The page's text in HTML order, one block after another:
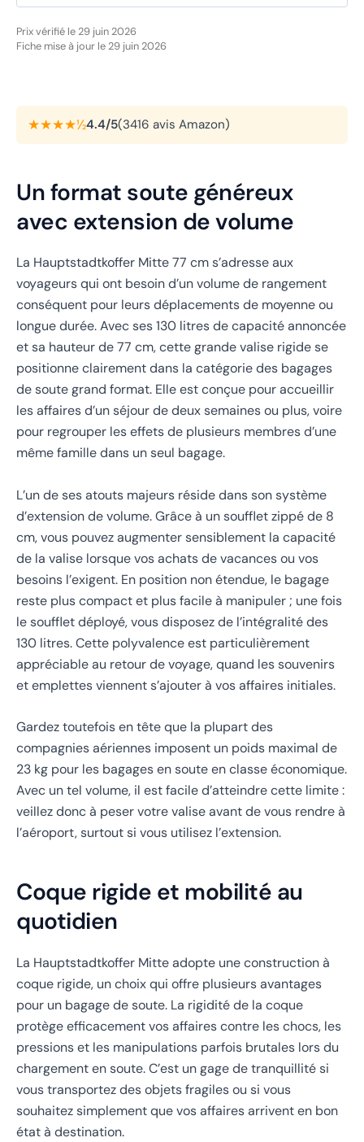
Prix vérifié le 29 juin 2026
Fiche mise à jour le 29 juin 2026
★★★★½4.4/5(3416 avis Amazon)
Un format soute généreux
avec extension de volume
La Hauptstadtkoffer Mitte 77 cm s’adresse aux
voyageurs qui ont besoin d’un volume de rangement
conséquent pour leurs déplacements de moyenne ou
longue durée. Avec ses 130 litres de capacité annoncée
et sa hauteur de 77 cm, cette grande valise rigide se
positionne clairement dans la catégorie des bagages
de soute grand format. Elle est conçue pour accueillir
les affaires d’un séjour de deux semaines ou plus, voire
pour regrouper les effets de plusieurs membres d’une
même famille dans un seul bagage.
L’un de ses atouts majeurs réside dans son système
d’extension de volume. Grâce à un soufflet zippé de 8
cm, vous pouvez augmenter sensiblement la capacité
de la valise lorsque vos achats de vacances ou vos
besoins l’exigent. En position non étendue, le bagage
reste plus compact et plus facile à manipuler ; une fois
le soufflet déployé, vous disposez de l’intégralité des
130 litres. Cette polyvalence est particulièrement
appréciable au retour de voyage, quand les souvenirs
et emplettes viennent s’ajouter à vos affaires initiales.
Gardez toutefois en tête que la plupart des
compagnies aériennes imposent un poids maximal de
23 kg pour les bagages en soute en classe économique.
Avec un tel volume, il est facile d’atteindre cette limite :
veillez donc à peser votre valise avant de vous rendre à
l’aéroport, surtout si vous utilisez l’extension.
Coque rigide et mobilité au
quotidien
La Hauptstadtkoffer Mitte adopte une construction à
coque rigide, un choix qui offre plusieurs avantages
pour un bagage de soute. La rigidité de la coque
protège efficacement vos affaires contre les chocs, les
pressions et les manipulations parfois brutales lors du
chargement en soute. C’est un gage de tranquillité si
vous transportez des objets fragiles ou si vous
souhaitez simplement que vos affaires arrivent en bon
état à destination.